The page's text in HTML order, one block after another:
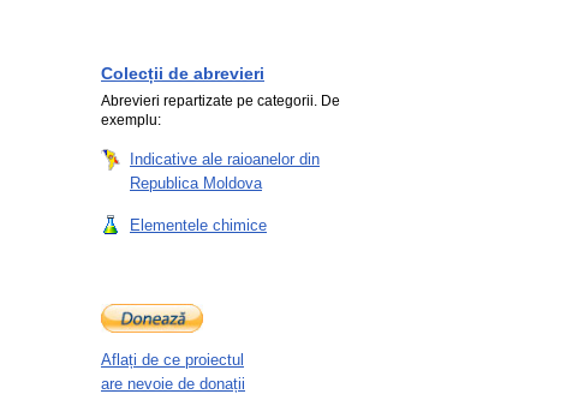
Colecții de abrevieri
Abrevieri repartizate pe categorii. De
exemplu:
Indicative ale raioanelor din
Republica Moldova
Elementele chimice
Aflați de ce proiectul
are nevoie de donații